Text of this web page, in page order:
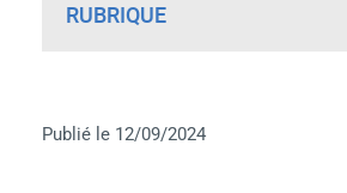
RUBRIQUE
Publié le 12/09/2024